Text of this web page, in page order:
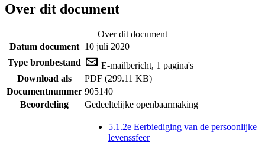
Over dit document
Over dit document
Datum document 10 juli 2020
Type bronbestand
E-mailbericht, 1 pagina's
Download als
PDF (299.11 KB)
Documentnummer 905140
Beoordeling
Gedeeltelijke openbaarmaking
5.1.2e Eerbiediging van de persoonlijke
levenssfeer